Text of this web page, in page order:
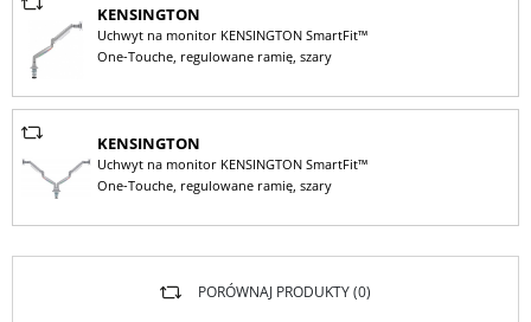
KENSINGTON
Uchwyt na monitor KENSINGTON SmartFit™
One-Touche, regulowane ramię, szary
KENSINGTON
Uchwyt na monitor KENSINGTON SmartFit™
One-Touche, regulowane ramię, szary
PORÓWNAJ PRODUKTY (0)